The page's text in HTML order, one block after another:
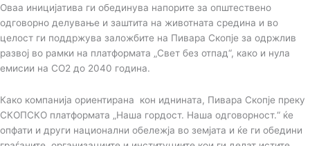
Оваа иницијатива ги обединува напорите за општествено
одговорно делување и заштита на животната средина и во
целост ги поддржува заложбите на Пивара Скопје за одржлив
развој во рамки на платформата „Свет без отпад“, како и нула
емисии на CO2 до 2040 година.
Како компанија ориентирана кон иднината, Пивара Скопје преку
СКОПСКО платформата „Наша гордост. Наша одговорност.“ ќе
опфати и други национални обележја во земјата и ќе ги обедини